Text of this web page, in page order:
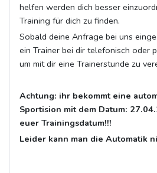
helfen werden dich besser
Training für dich zu finden.
Sobald deine Anfrage bei uns
ein Trainer bei dir telefonisch oder
um mit dir eine Trainerstunde zu
Achtung: ihr bekommt eine
Sportision mit dem Datum:
euer Trainingsdatum!!!
Leider kann man die Automatik